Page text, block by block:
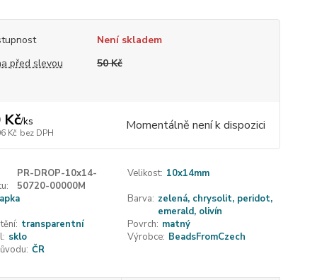
Není skladem
před slevou
50 Kč
Kč/ks
Kč bez DPH Momentálně není k dispozici
PR-DROP-10x14-
50720-00000M
Velikost: 10x14mm
Barva: zelená, chrysolit, peridot,
emerald, olivín
transparentní Povrch: matný
sklo Výrobce: BeadsFromCzech
ČR